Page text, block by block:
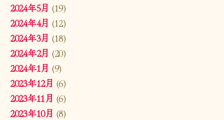
2024年5月 (19)
2024年4月 (12)
2024年3月 (18)
2024年2月 (20)
2024年1月 (9)
2023年12月 (6)
2023年11月 (6)
2023年10月 (8)